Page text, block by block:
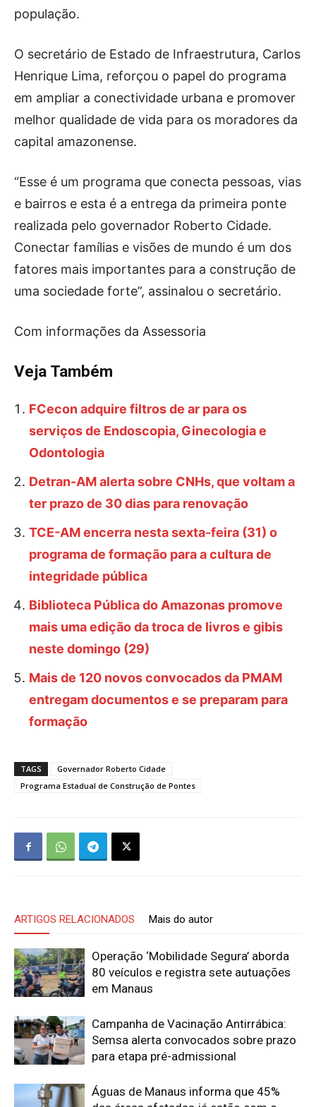
população.
O secretário de Estado de Infraestrutura, Carlos
Henrique Lima, reforçou o papel do programa
em ampliar a conectividade urbana e promover
melhor qualidade de vida para os moradores da
capital amazonense.
“Esse é um programa que conecta pessoas, vias
e bairros e esta é a entrega da primeira ponte
realizada pelo governador Roberto Cidade.
Conectar famílias e visões de mundo é um dos
fatores mais importantes para a construção de
uma sociedade forte”, assinalou o secretário.
Com informações da Assessoria
Veja Também
FCecon adquire filtros de ar para os
serviços de Endoscopia, Ginecologia e
Odontologia
Detran-AM alerta sobre CNHs, que voltam a
ter prazo de 30 dias para renovação
TCE-AM encerra nesta sexta-feira (31) o
programa de formação para a cultura de
integridade pública
Biblioteca Pública do Amazonas promove
mais uma edição da troca de livros e gibis
neste domingo (29)
Mais de 120 novos convocados da PMAM
entregam documentos e se preparam para
formação
TAGS
Governador Roberto Cidade
Programa Estadual de Construção de Pontes
ARTIGOS RELACIONADOS Mais do autor
Operação ‘Mobilidade Segura’ aborda
80 veículos e registra sete autuações
em Manaus
Campanha de Vacinação Antirrábica:
Semsa alerta convocados sobre prazo
para etapa pré-admissional
Águas de Manaus informa que 45%